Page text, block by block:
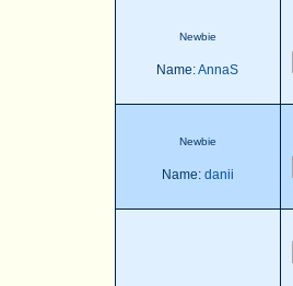
Newbie
Name:AnnaS
Newbie
Name: danii